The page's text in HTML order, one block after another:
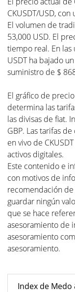
CKUSDT/USD,
El volumen de
53,000 USD. El
tiempo real. En las
USDT ha bajado
suministro de $
El gráfico de
determina las
las divisas de fiat.
GBP. Las tarifas
en vivo de
activos digitales.
Este contenido e
con motivos de
recomendación
guardar ningún
que se hace
asesoramiento de
asesoramiento
asesoramiento.
Index de